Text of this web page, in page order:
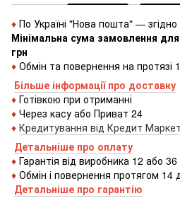
♦ По Україні "Нова пошта" —
Мінімальна сума замовлення для
грн
♦ Обмін та повернення на протязі
Більше інформації про доставку
♦ Готівкою при отриманні
♦ Через касу або Приват 24
♦ Кредитування від Кредит Маркет
Детальніше про оплату
♦ Гарантія від виробника 12 або 36
♦ Обмін і повернення протягом 14
Детальніше про гарантію